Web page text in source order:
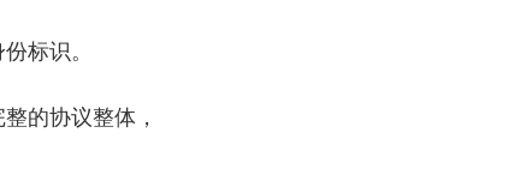
标识。
的协议整体，